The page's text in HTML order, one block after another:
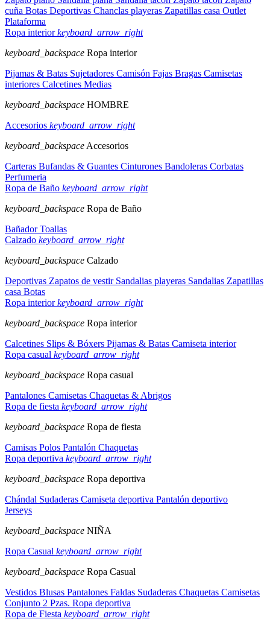
cuña Botas Deportivas Chanclas playeras Zapatillas casa Outlet
Plataforma
Ropa interiorkeyboard_arrow_right
keyboard_backspace Ropa interior
Pijamas & Batas Sujetadores Camisón Fajas Bragas Camisetas
interiores Calcetines Medias
keyboard_backspace HOMBRE
Accesorios keyboard_arrow_right
keyboard_backspace Accesorios
Carteras Bufandas & Guantes Cinturones Bandoleras Corbatas
Perfumeria
Ropa de Baño keyboard_arrow_right
keyboard_backspace Ropa de Baño
BañadorToallas
Calzado keyboard_arrow_right
keyboard_backspace Calzado
Deportivas Zapatos de vestir Sandalias playeras Sandalias Zapatillas
casa Botas
Ropa interiorkeyboard_arrow_right
keyboard_backspace Ropa interior
Calcetines Slips & Bóxers Pijamas & Batas Camiseta interior
Ropa casual keyboard_arrow_right
keyboard_backspace Ropa casual
Pantalones Camisetas Chaquetas & Abrigos
Ropa de fiesta keyboard_arrow_right
keyboard_backspace Ropa de fiesta
Camisas Polos Pantalón Chaquetas
Ropa deportiva keyboard_arrow_right
keyboard_backspace Ropa deportiva
Chándal Sudaderas Camiseta deportiva Pantalón deportivo
Jerseys
keyboard_backspace NIÑA
Ropa Casual keyboard_arrow_right
keyboard_backspace Ropa Casual
Vestidos Blusas Pantalones Faldas Sudaderas Chaquetas Camisetas
Conjunto 2 Pzas. Ropa deportiva
Ropa de Fiesta keyboard_arrow_right